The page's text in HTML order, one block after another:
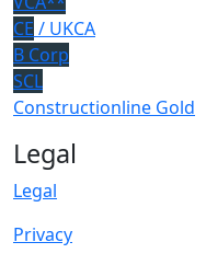
CE / UKCA
B Corp
SCL
Constructionline Gold
Legal
Legal
Privacy